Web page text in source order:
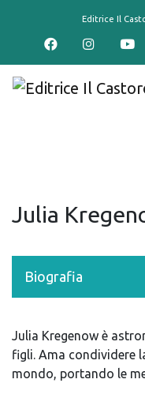
Editrice Il
Julia
Biografia
Julia Kregenow è
figli. Ama condividere
mondo, portando le